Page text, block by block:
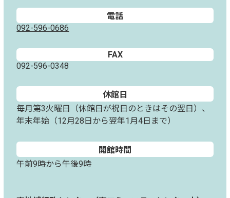
電話
092-596-0686
FAX
092-596-0348
休館日
毎月第3火曜日（休館日が祝日のときはその翌日）、
年末年始（12月28日から翌年1月4日まで）
開館時間
午前9時から午後9時